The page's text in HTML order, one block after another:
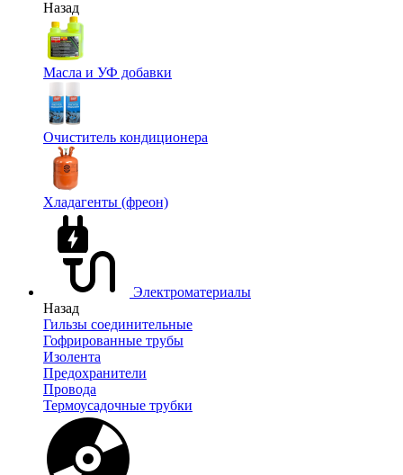
Назад
Масла и УФ добавки
Очиститель кондиционера
Хладагенты (фреон)
Электроматериалы
Назад
Гильзы соединительные
Гофрированные трубы
Изолента
Предохранители
Провода
Термоусадочные трубки